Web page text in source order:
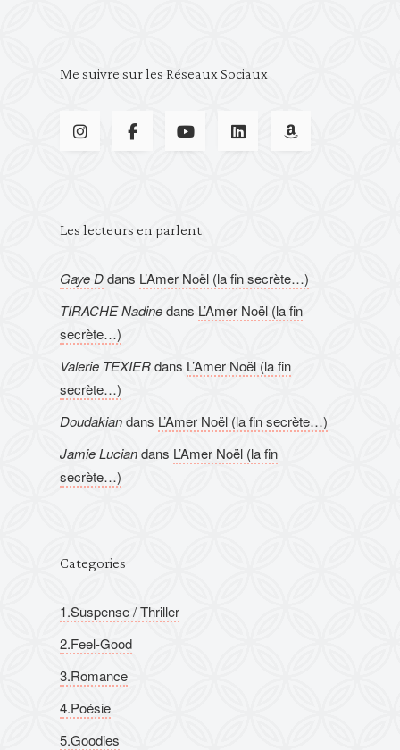
Me suivre sur les Réseaux Sociaux
Les lecteurs en parlent
Gaye Ddans L’Amer Noël (la fin secrète…)
TIRACHE Nadinedans L’Amer Noël (la fin
secrète…)
Valerie TEXIERdans L’Amer Noël (la fin
secrète…)
Doudakiandans L’Amer Noël (la fin secrète…)
Jamie Luciandans L’Amer Noël (la fin
secrète…)
Categories
1.Suspense / Thriller
2.Feel-Good
3.Romance
4.Poésie
5.Goodies